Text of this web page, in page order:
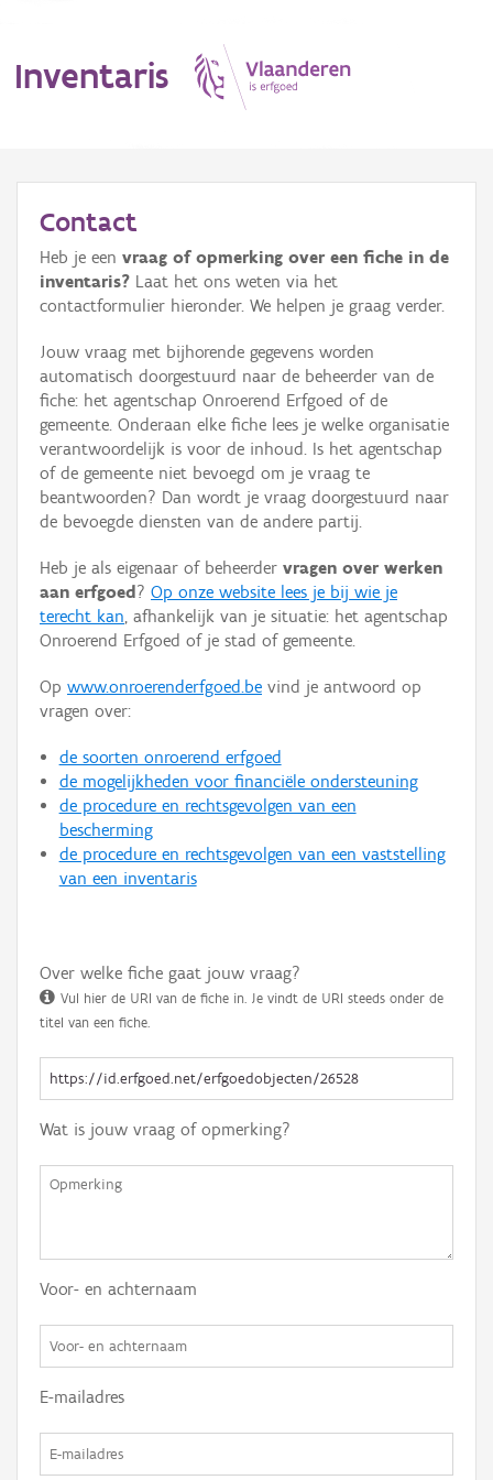
Inventaris
Erfgoedobject
Aanduidingsobject
Waarneming
Thema
Gebeurtenis
Persoon of collectief
Hergebruik
Aanmelden
Contact
Heb je een vraag of opmerking over een fiche in de
inventaris? Laat het ons weten via het
contactformulier hieronder. We helpen je graag verder.
Jouw vraag met bijhorende gegevens worden
automatisch doorgestuurd naar de beheerder van de
fiche: het agentschap Onroerend Erfgoed of de
gemeente. Onderaan elke fiche lees je welke organisatie
verantwoordelijk is voor de inhoud. Is het agentschap
of de gemeente niet bevoegd om je vraag te
beantwoorden? Dan wordt je vraag doorgestuurd naar
de bevoegde diensten van de andere partij.
Heb je als eigenaar of beheerder vragen over werken
aan erfgoed ? Op onze website lees je bij wie je
terecht kan, afhankelijk van je situatie: het agentschap
Onroerend Erfgoed of je stad of gemeente.
Op www.onroerenderfgoed.be vind je antwoord op
vragen over:
de soorten onroerend erfgoed
de mogelijkheden voor financiële ondersteuning
de procedure en rechtsgevolgen van een
bescherming
de procedure en rechtsgevolgen van een vaststelling
van een inventaris
Over welke fiche gaat jouw vraag?
Vul hier de URI van de fiche in. Je vindt de URI steeds onder de
titel van een fiche.
Wat is jouw vraag of opmerking?
Voor- en achternaam
E-mailadres